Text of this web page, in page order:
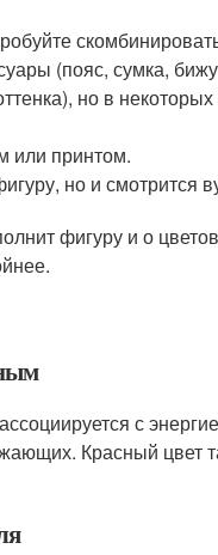
(пояс, сумка,
но в
или принтом.
но и смотрится
фигуру и о
с
Красный цвет